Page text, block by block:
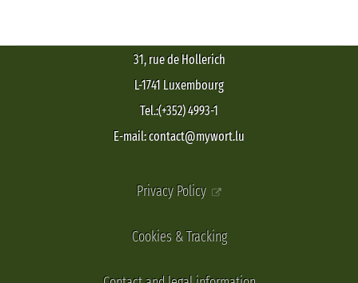
31, rue de Hollerich
L-1741 Luxembourg
Tel.:(+352) 4993-1
E-mail: contact@mywort.lu
Privacy Policy
Cookies & Tracking